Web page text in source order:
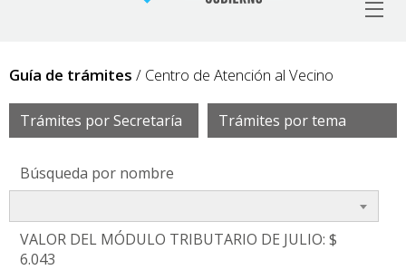
Guía de trámites / Centro de Atención al Vecino
Trámites por Secretaría Trámites por tema
Búsqueda por nombre
VALOR DEL MÓDULO TRIBUTARIO DE JULIO: $
6.043